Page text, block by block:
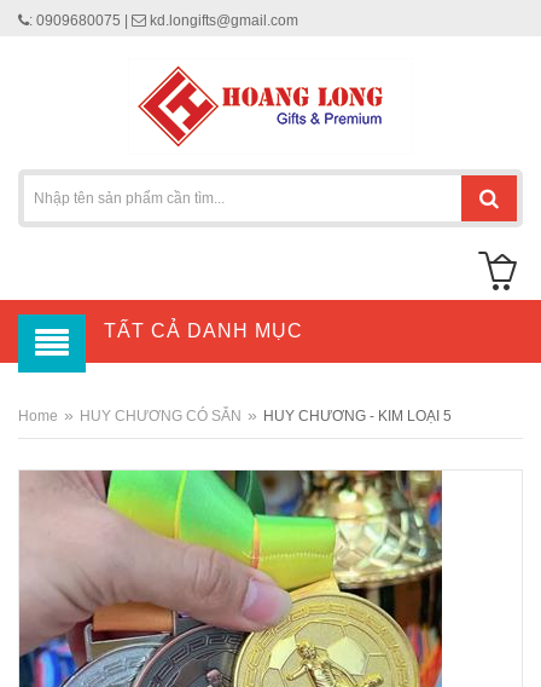
: 0909680075 | kd.longifts@gmail.com
TẤT CẢ DANH MỤC
Home » HUY CHƯƠNG CÓ SẴN » HUY CHƯƠNG - KIM LOẠI 5